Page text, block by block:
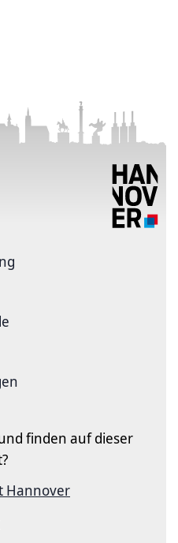
finden auf dieser
Hannover